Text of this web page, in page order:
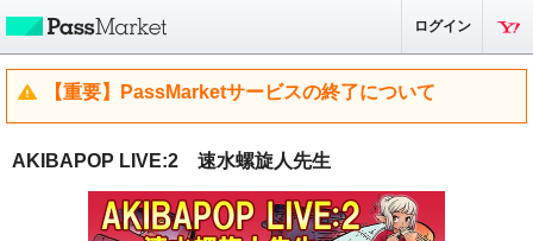
ログイン
【重要】PassMarketサービスの終了について
AKIBAPOP LIVE:2 速水螺旋人先生